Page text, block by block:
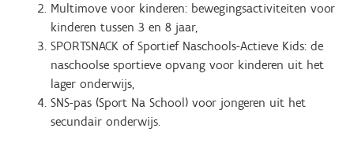
Multimove voor kinderen: bewegingsactiviteiten voor
kinderen tussen 3 en 8 jaar,
SPORTSNACK of Sportief Naschools-Actieve Kids: de
naschoolse sportieve opvang voor kinderen uit het
lager onderwijs,
SNS-pas (Sport Na School) voor jongeren uit het
secundair onderwijs.